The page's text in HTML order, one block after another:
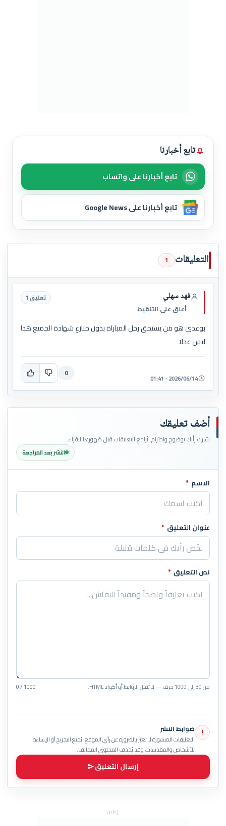
تابع أخبارنا
تابع أخبارنا على واتساب
تابع أخبارنا على Google News
التعليقات 1
فهد سهلي
أعلق على التنقيط
تعليق 1
بوعدي هو من يستحق رجل المباراة بدون منازع شهادة الجميع هدا
ليس عدلا
2026/06/14 - 01:41
0
أضف تعليقك
شارك رأيك بوضوح واحترام. تُراجع التعليقات قبل ظهورها للقراء.
النشر بعد المراجعة
اترك هذا الحقل فارغاً
الاسم *
عنوان التعليق *
نص التعليق *
من 30 إلى 1000 حرف — لا تُقبل الروابط أو أكواد HTML. 0 / 1000
! ضوابط النشر
التعليقات المنشورة لا تعبّر بالضرورة عن رأي الموقع. يُمنع التجريح أو الإساءة
للأشخاص والمقدسات، وقد يُحذف المحتوى المخالف.
إرسال التعليق
إعلان